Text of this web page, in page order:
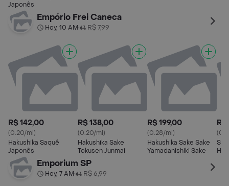
Japonês
Empório Frei Caneca
Hoy, 10 AM• R$ 7,99
R$ 142,00
(0.20/ml)
Hakushika Saquê
Japonês
R$ 138,00
(0.20/ml)
Hakushika Sake
Tokusen Junmai
R$ 199,00
(0.28/ml)
Hakushika Sake Sake
Yamadanishiki Sake
R$
Emporium SP
Hoy, 7 AM• R$ 6,99